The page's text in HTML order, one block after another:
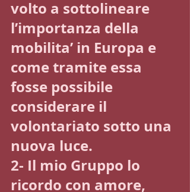
volto a sottolineare
l’importanza della
mobilita’ in Europa e
come tramite essa
fosse possibile
considerare il
volontariato sotto una
nuova luce.
2- Il mio Gruppo lo
ricordo con amore,